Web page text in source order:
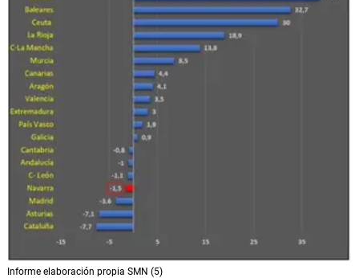
Informe elaboración propia SMN (5)